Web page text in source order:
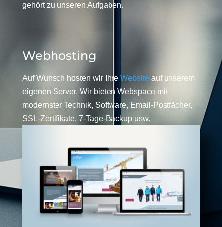
gehört zu unseren Aufgaben.
Webhosting
Auf Wunsch hosten wir Ihre Website auf unserem
eigenen Server. Wir bieten Webspace mit
modernster Technik, Software, Email-Postfächer,
SSL-Zertifikate, 7-Tage-Backup usw.